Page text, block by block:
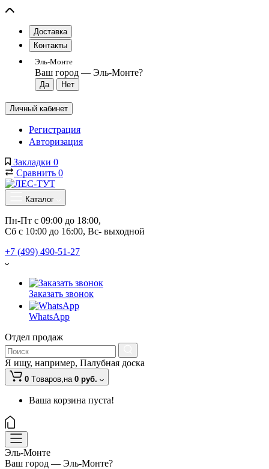
Доставка
Контакты
Эль-Монте
Ваш город — Эль-Монте?
Личный кабинет
Регистрация
Авторизация
Закладки 0
Сравнить 0
Каталог
Пн-Пт с 09:00 до 18:00,
Сб с 10:00 до 16:00, Вс- выходной
+7 (499) 490-51-27
Заказать звонок
WhatsApp
Отдел продаж
Я ищу, например, Палубная доска
0 Tоваров,на 0 руб.
Ваша корзина пуста!
Эль-Монте
Ваш город — Эль-Монте?